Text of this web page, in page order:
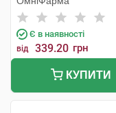
Є в наявності
від 339.20 грн
КУПИТИ